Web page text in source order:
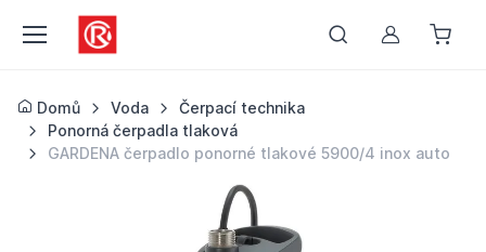
Můj účet
Domů Voda
Čerpací technika
Ponorná čerpadla tlaková
GARDENA čerpadlo ponorné tlakové 5900/4 inox auto